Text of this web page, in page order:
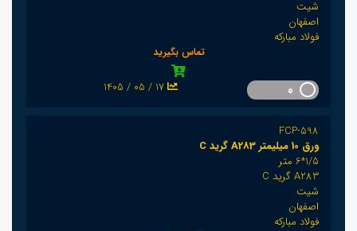
شیت
اصفهان
فولاد مبارکه
تماس بگیرید
1405 / 05 / 17
FCP-598
ورق 10 میلیمتر A283 گرید C
1/5*6 متر
A283 گرید C
شیت
اصفهان
فولاد مبارکه